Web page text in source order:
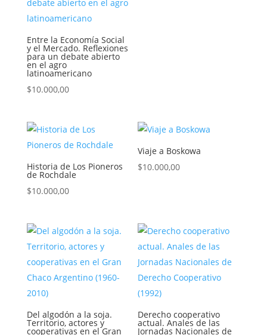
Entre la Economía Social
y el Mercado. Reflexiones
para un debate abierto
en el agro
latinoamericano
$10.000,00
Historia de Los Pioneros
de Rochdale
$10.000,00
Viaje a Boskowa
$10.000,00
Del algodón a la soja.
Territorio, actores y
cooperativas en el Gran
Derecho cooperativo
actual. Anales de las
Jornadas Nacionales de